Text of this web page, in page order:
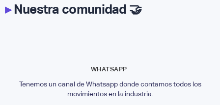
▸Nuestra comunidad 🤝
WHATSAPP
Tenemos un canal de Whatsapp donde contamos todos los
movimientos en la industria.